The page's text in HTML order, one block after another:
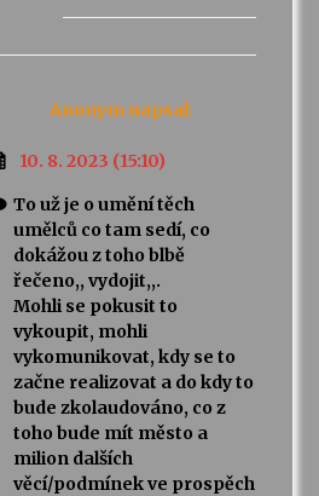
Anonym napsal:
10. 8. 2023 (15:10)
To už je o umění těch
umělců co tam sedí, co
dokážou z toho blbě
řečeno,, vydojit,,.
Mohli se pokusit to
vykoupit, mohli
vykomunikovat, kdy se to
začne realizovat a do kdy to
bude zkolaudováno, co z
toho bude mít město a
milion dalších
věcí/podmínek ve prospěch